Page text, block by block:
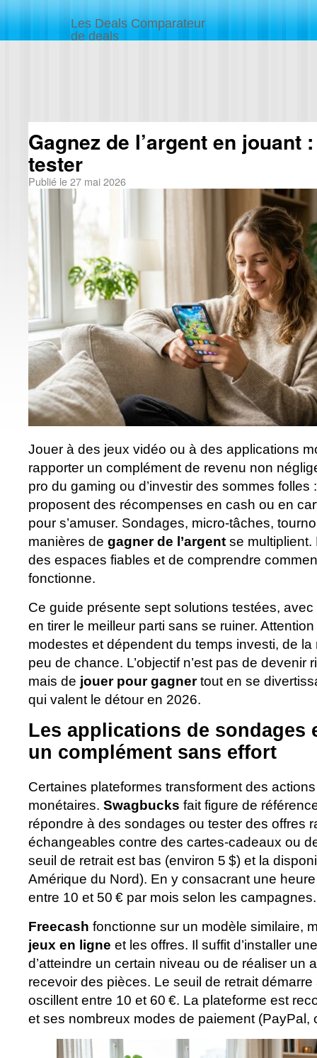
Les Deals Comparateur
de deals
Gagnez de l’argent en jouant
tester
Publié le27 mai 2026
Jouer à des jeux vidéo ou à des applications
rapporter un complément de revenu non
pro du gaming ou d’investir des sommes
proposent des récompenses en cash ou en
pour s’amuser. Sondages, micro-tâches,
manières de gagner de l’argent se multiplient.
des espaces fiables et de comprendre
fonctionne.
Ce guide présente sept solutions testées,
en tirer le meilleur parti sans se ruiner.
modestes et dépendent du temps investi, de la
peu de chance. L’objectif n’est pas de devenir
mais de jouer pour gagnertout en se
qui valent le détour en 2026.
Les applications de sondages
un complément sans effort
Certaines plateformes transforment des
monétaires. Swagbucks fait figure de
répondre à des sondages ou tester des offres
échangeables contre des cartes-cadeaux ou
seuil de retrait est bas (environ 5 $) et la
Amérique du Nord). En y consacrant une
entre 10 et 50 € par mois selon les campagnes.
Freecash fonctionne sur un modèle similaire,
jeux en ligne et les offres. Il suffit d’installer
d’atteindre un certain niveau ou de réaliser un
recevoir des pièces. Le seuil de retrait
oscillent entre 10 et 60 €. La plateforme est
et ses nombreux modes de paiement (PayPal,